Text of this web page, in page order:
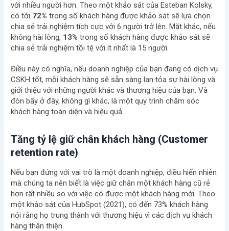
với nhiều người hơn. Theo một khảo sát của Esteban Kolsky,
có tới 72% trong số khách hàng được khảo sát sẽ lựa chọn
chia sẻ trải nghiệm tích cực với 6 người trở lên. Mặt khác, nếu
không hài lòng, 13% trong số khách hàng được khảo sát sẽ
chia sẻ trải nghiệm tồi tệ với ít nhất là 15 người.
Điều này có nghĩa, nếu doanh nghiệp của bạn đang có dịch vụ
CSKH tốt, mỗi khách hàng sẽ sẵn sàng lan tỏa sự hài lòng và
giới thiệu với những người khác và thương hiệu của bạn. Và
đòn bẩy ở đây, không gì khác, là một quy trình chăm sóc
khách hàng toàn diện và hiệu quả.
Tăng tỷ lệ giữ chân khách hàng (Customer
retention rate)
Nếu bạn đứng với vai trò là một doanh nghiệp, điều hiển nhiên
mà chúng ta nên biết là việc giữ chân một khách hàng cũ rẻ
hơn rất nhiều so với việc có được một khách hàng mới. Theo
một khảo sát của HubSpot (2021), có đến 73% khách hàng
nói rằng họ trung thành với thương hiệu vì các dịch vụ khách
hàng thân thiện.